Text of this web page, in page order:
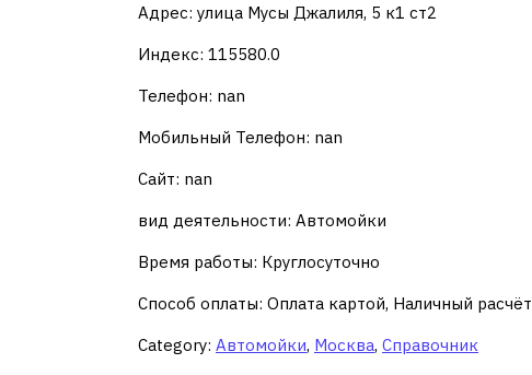
Адрес: улица Мусы Джалиля, 5 к1 ст2
Индекс: 115580.0
Телефон: nan
Мобильный Телефон: nan
Сайт: nan
вид деятельности: Автомойки
Время работы: Круглосуточно
Способ оплаты: Оплата картой, Наличный расчёт
Category: Автомойки, Москва, Справочник